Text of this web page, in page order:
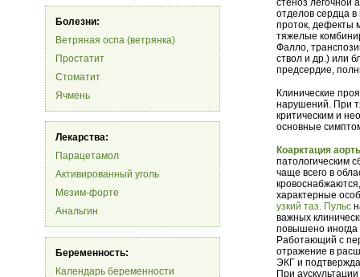
Болезни:
Ветряная оспа (ветрянка)
Простатит
Стоматит
Ячмень
Лекарства:
Парацетамол
Активированный уголь
Мезим-форте
Анальгин
Беременность:
Календарь беременности
стеноз легочной
отделов сердца
проток, дефекты
тяжелые
Фалло,
ствол и др.) или
предсердие,
Клинические
нарушений. При
критическим и
основные
Коарктация
патологическим
чаще всего в
характерные
узкий таз. Пульс
важных
повышено иногда
Работающий с
отражение в
ЭКГ и
При